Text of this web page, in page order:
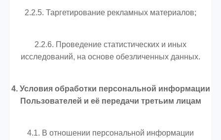
2.2.5. Таргетирование рекламных материалов;
2.2.6. Проведение статистических и иных
исследований, на основе обезличенных данных.
4. Условия обработки персональной информации
Пользователей и её передачи третьим лицам
4.1. В отношении персональной информации